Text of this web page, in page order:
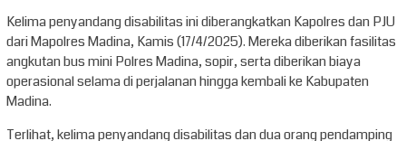
Kelima penyandang disabilitas ini diberangkatkan Kapolres dan PJU
dari Mapolres Madina, Kamis (17/4/2025). Mereka diberikan fasilitas
angkutan bus mini Polres Madina, sopir, serta diberikan biaya
operasional selama di perjalanan hingga kembali ke Kabupaten
Madina.
Terlihat, kelima penyandang disabilitas dan dua orang pendamping